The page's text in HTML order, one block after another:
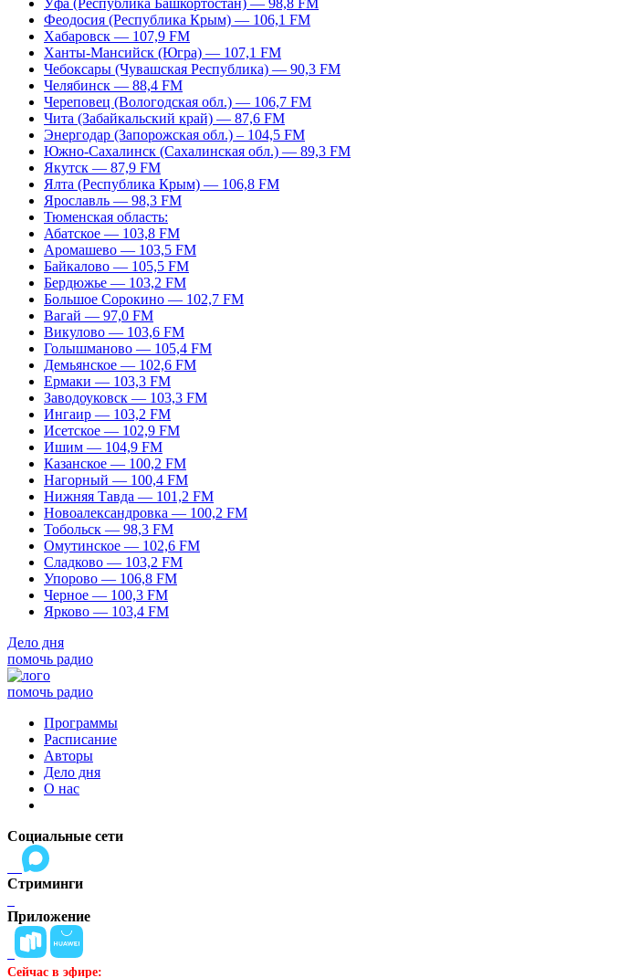
Уфа (Республика Башкортостан) — 98,8 FM
Феодосия (Республика Крым) — 106,1 FM
Хабаровск — 107,9 FM
Ханты-Мансийск (Югра) — 107,1 FM
Чебоксары (Чувашская Республика) — 90,3 FM
Челябинск — 88,4 FM
Череповец (Вологодская обл.) — 106,7 FM
Чита (Забайкальский край) — 87,6 FM
Энергодар (Запорожская обл.) – 104,5 FM
Южно-Сахалинск (Сахалинская обл.) — 89,3 FM
Якутск — 87,9 FM
Ялта (Республика Крым) — 106,8 FM
Ярославль — 98,3 FM
Тюменская область:
Абатское — 103,8 FM
Аромашево — 103,5 FM
Байкалово — 105,5 FM
Бердюжье — 103,2 FM
Большое Сорокино — 102,7 FM
Вагай — 97,0 FM
Викулово — 103,6 FM
Голышманово — 105,4 FM
Демьянское — 102,6 FM
Ермаки — 103,3 FM
Заводоуковск — 103,3 FM
Ингаир — 103,2 FM
Исетское — 102,9 FM
Ишим — 104,9 FM
Казанское — 100,2 FM
Нагорный — 100,4 FM
Нижняя Тавда — 101,2 FM
Новоалександровка — 100,2 FM
Тобольск — 98,3 FM
Омутинское — 102,6 FM
Сладково — 103,2 FM
Упорово — 106,8 FM
Черное — 100,3 FM
Ярково — 103,4 FM
Дело дня
помочь радио
помочь радио
Программы
Расписание
Авторы
Дело дня
О нас
Социальные сети
Стриминги
Приложение
Сейчас в эфире: